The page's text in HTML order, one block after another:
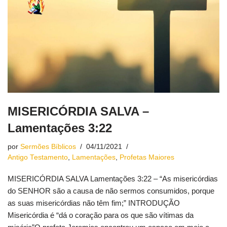
MISERICÓRDIA SALVA –
Lamentações 3:22
por Sermões Bíblicos
04/11/2021
Antigo Testamento, Lamentações, Profetas Maiores
MISERICÓRDIA SALVA Lamentações 3:22 – “As misericórdias
do SENHOR são a causa de não sermos consumidos, porque
as suas misericórdias não têm fim;” INTRODUÇÃO
Misericórdia é “dá o coração para os que são vítimas da